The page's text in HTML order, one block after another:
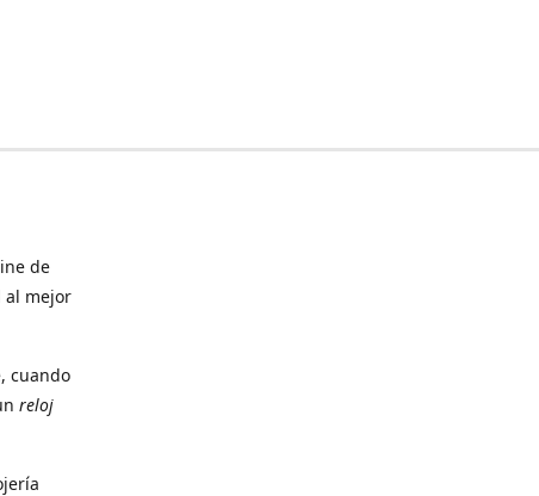
de
al mejor
cuando
reloj